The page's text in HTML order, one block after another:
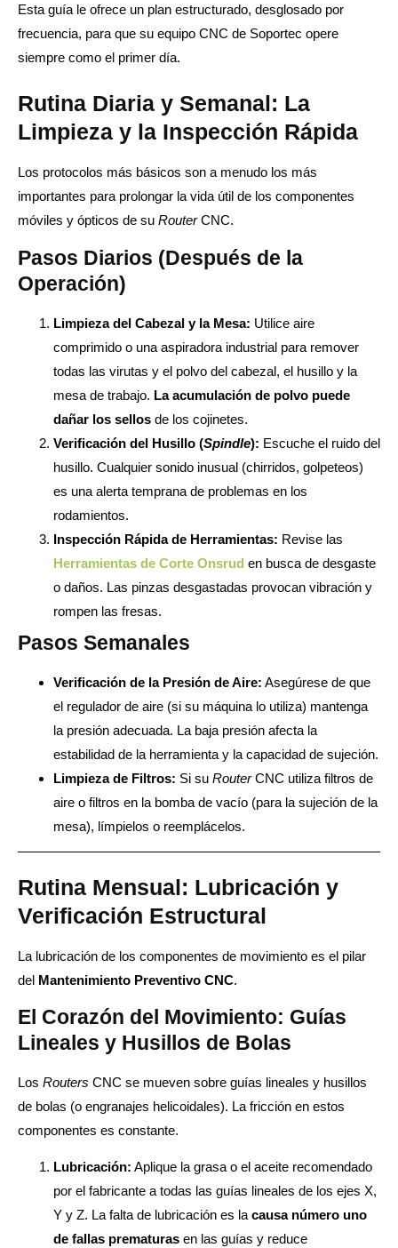
Esta guía le ofrece un plan estructurado, desglosado por
frecuencia, para que su equipo CNC de Soportec opere
siempre como el primer día.
Rutina Diaria y Semanal: La
Limpieza y la Inspección Rápida
Los protocolos más básicos son a menudo los más
importantes para prolongar la vida útil de los componentes
móviles y ópticos de su RouterCNC.
Pasos Diarios (Después de la
Operación)
Limpieza del Cabezal y la Mesa: Utilice aire
comprimido o una aspiradora industrial para remover
todas las virutas y el polvo del cabezal, el husillo y la
mesa de trabajo. La acumulación de polvo puede
dañar los sellos de los cojinetes.
Verificación del Husillo (Spindle): Escuche el ruido del
husillo. Cualquier sonido inusual (chirridos, golpeteos)
es una alerta temprana de problemas en los
rodamientos.
Inspección Rápida de Herramientas: Revise las
Herramientas de Corte Onsrud en busca de desgaste
o daños. Las pinzas desgastadas provocan vibración y
rompen las fresas.
Pasos Semanales
Verificación de la Presión de Aire: Asegúrese de que
el regulador de aire (si su máquina lo utiliza) mantenga
la presión adecuada. La baja presión afecta la
estabilidad de la herramienta y la capacidad de sujeción.
Limpieza de Filtros: Si su RouterCNC utiliza filtros de
aire o filtros en la bomba de vacío (para la sujeción de la
mesa), límpielos o reemplácelos.
Rutina Mensual: Lubricación y
Verificación Estructural
La lubricación de los componentes de movimiento es el pilar
del Mantenimiento Preventivo CNC.
El Corazón del Movimiento: Guías
Lineales y Husillos de Bolas
Los Routers CNC se mueven sobre guías lineales y husillos
de bolas (o engranajes helicoidales). La fricción en estos
componentes es constante.
Lubricación: Aplique la grasa o el aceite recomendado
por el fabricante a todas las guías lineales de los ejes X,
Y y Z. La falta de lubricación es lacausa número uno
de fallas prematuras en las guías y reduce